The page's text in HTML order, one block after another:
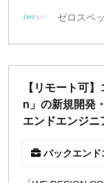
ゼロスペ
【リモート可
n」の新規開発
エンドエンジニ
バックエンド